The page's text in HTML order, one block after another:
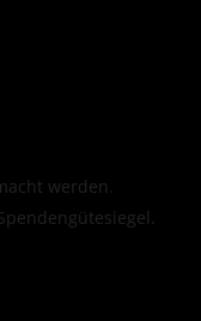
werden.